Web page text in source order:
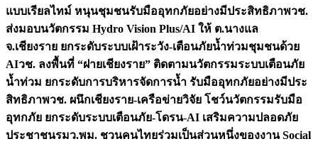
แบบเรียลไทม์ หนุนชุมชนรับมืออุทกภัยอย่างมีประสิทธิภาพวช.
ส่งมอบนวัตกรรม Hydro Vision Plus/AI ให้ ต.นางแล
จ.เชียงราย ยกระดับระบบเฝ้าระวัง-เตือนภัยน้ำท่วมชุมชนด้วย
AIวช. ลงพื้นที่ “ฝายเชียงราย” ติดตามนวัตกรรมระบบเตือนภัย
น้ำท่วม ยกระดับการบริหารจัดการน้ำ รับมืออุทกภัยอย่างมีประ
สิทธิภาพวช. ผนึกเชียงราย-เครือข่ายวิจัย โชว์นวัตกรรมรับมือ
อุทกภัย ยกระดับระบบเตือนภัย-โดรน-AI เสริมความปลอดภัย
ประชาชนรมว.พม. ชวนคนไทยร่วมเป็นส่วนหนึ่งของงาน Social